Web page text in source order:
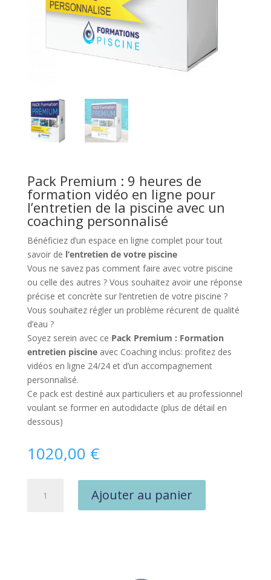
Pack Premium : 9 heures de
formation vidéo en ligne pour
l’entretien de la piscine avec un
coaching personnalisé
Bénéficiez d’un espace en ligne complet pour tout
savoir de l’entretien de votre piscine
Vous ne savez pas comment faire avec votre piscine
ou celle des autres ? Vous souhaitez avoir une réponse
précise et concrète sur l’entretien de votre piscine ?
Vous souhaitez régler un problème récurent de qualité
d’eau ?
Soyez serein avec ce Pack Premium : Formation
entretien piscineavec Coaching inclus: profitez des
vidéos en ligne 24/24 et d’un accompagnement
personnalisé.
Ce pack est destiné aux particuliers et au professionnel
voulant se former en autodidacte (plus de détail en
dessous)
1020,00 €
Ajouter au panier